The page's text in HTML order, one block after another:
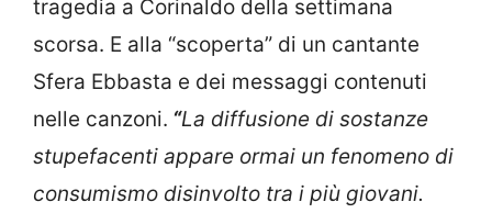
tragedia a Corinaldo della settimana
scorsa. E alla “scoperta” di un cantante
Sfera Ebbasta e dei messaggi contenuti
nelle canzoni. “La diffusione di sostanze
stupefacenti appare ormai un fenomeno di
consumismo disinvolto tra i più giovani.